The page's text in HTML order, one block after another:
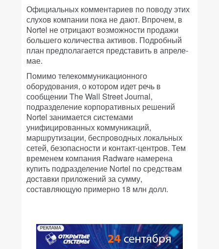
Официальных комментариев по поводу этих
слухов компании пока не дают. Впрочем, в
Nortel не отрицают возможности продажи
большего количества активов. Подробный
план предполагается представить в апреле-
мае.
Помимо телекоммуникационного
оборудования, о котором идет речь в
сообщении The Wall Street Journal,
подразделение корпоративных решений
Nortel занимается системами
унифицированных коммуникаций,
маршрутизации, беспроводных локальных
сетей, безопасности и контакт-центров. Тем
временем компания Radware намерена
купить подразделение Nortel по средствам
доставки приложений за сумму,
составляющую примерно 18 млн долл.
РЕКЛАМА